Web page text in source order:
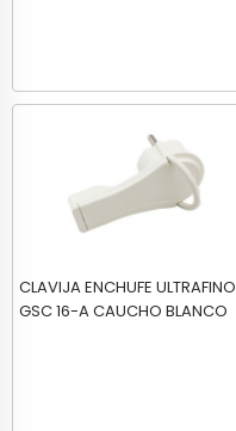
CLAVIJA ENCHUFE ULTRAFINO
GSC 16-A CAUCHO BLANCO